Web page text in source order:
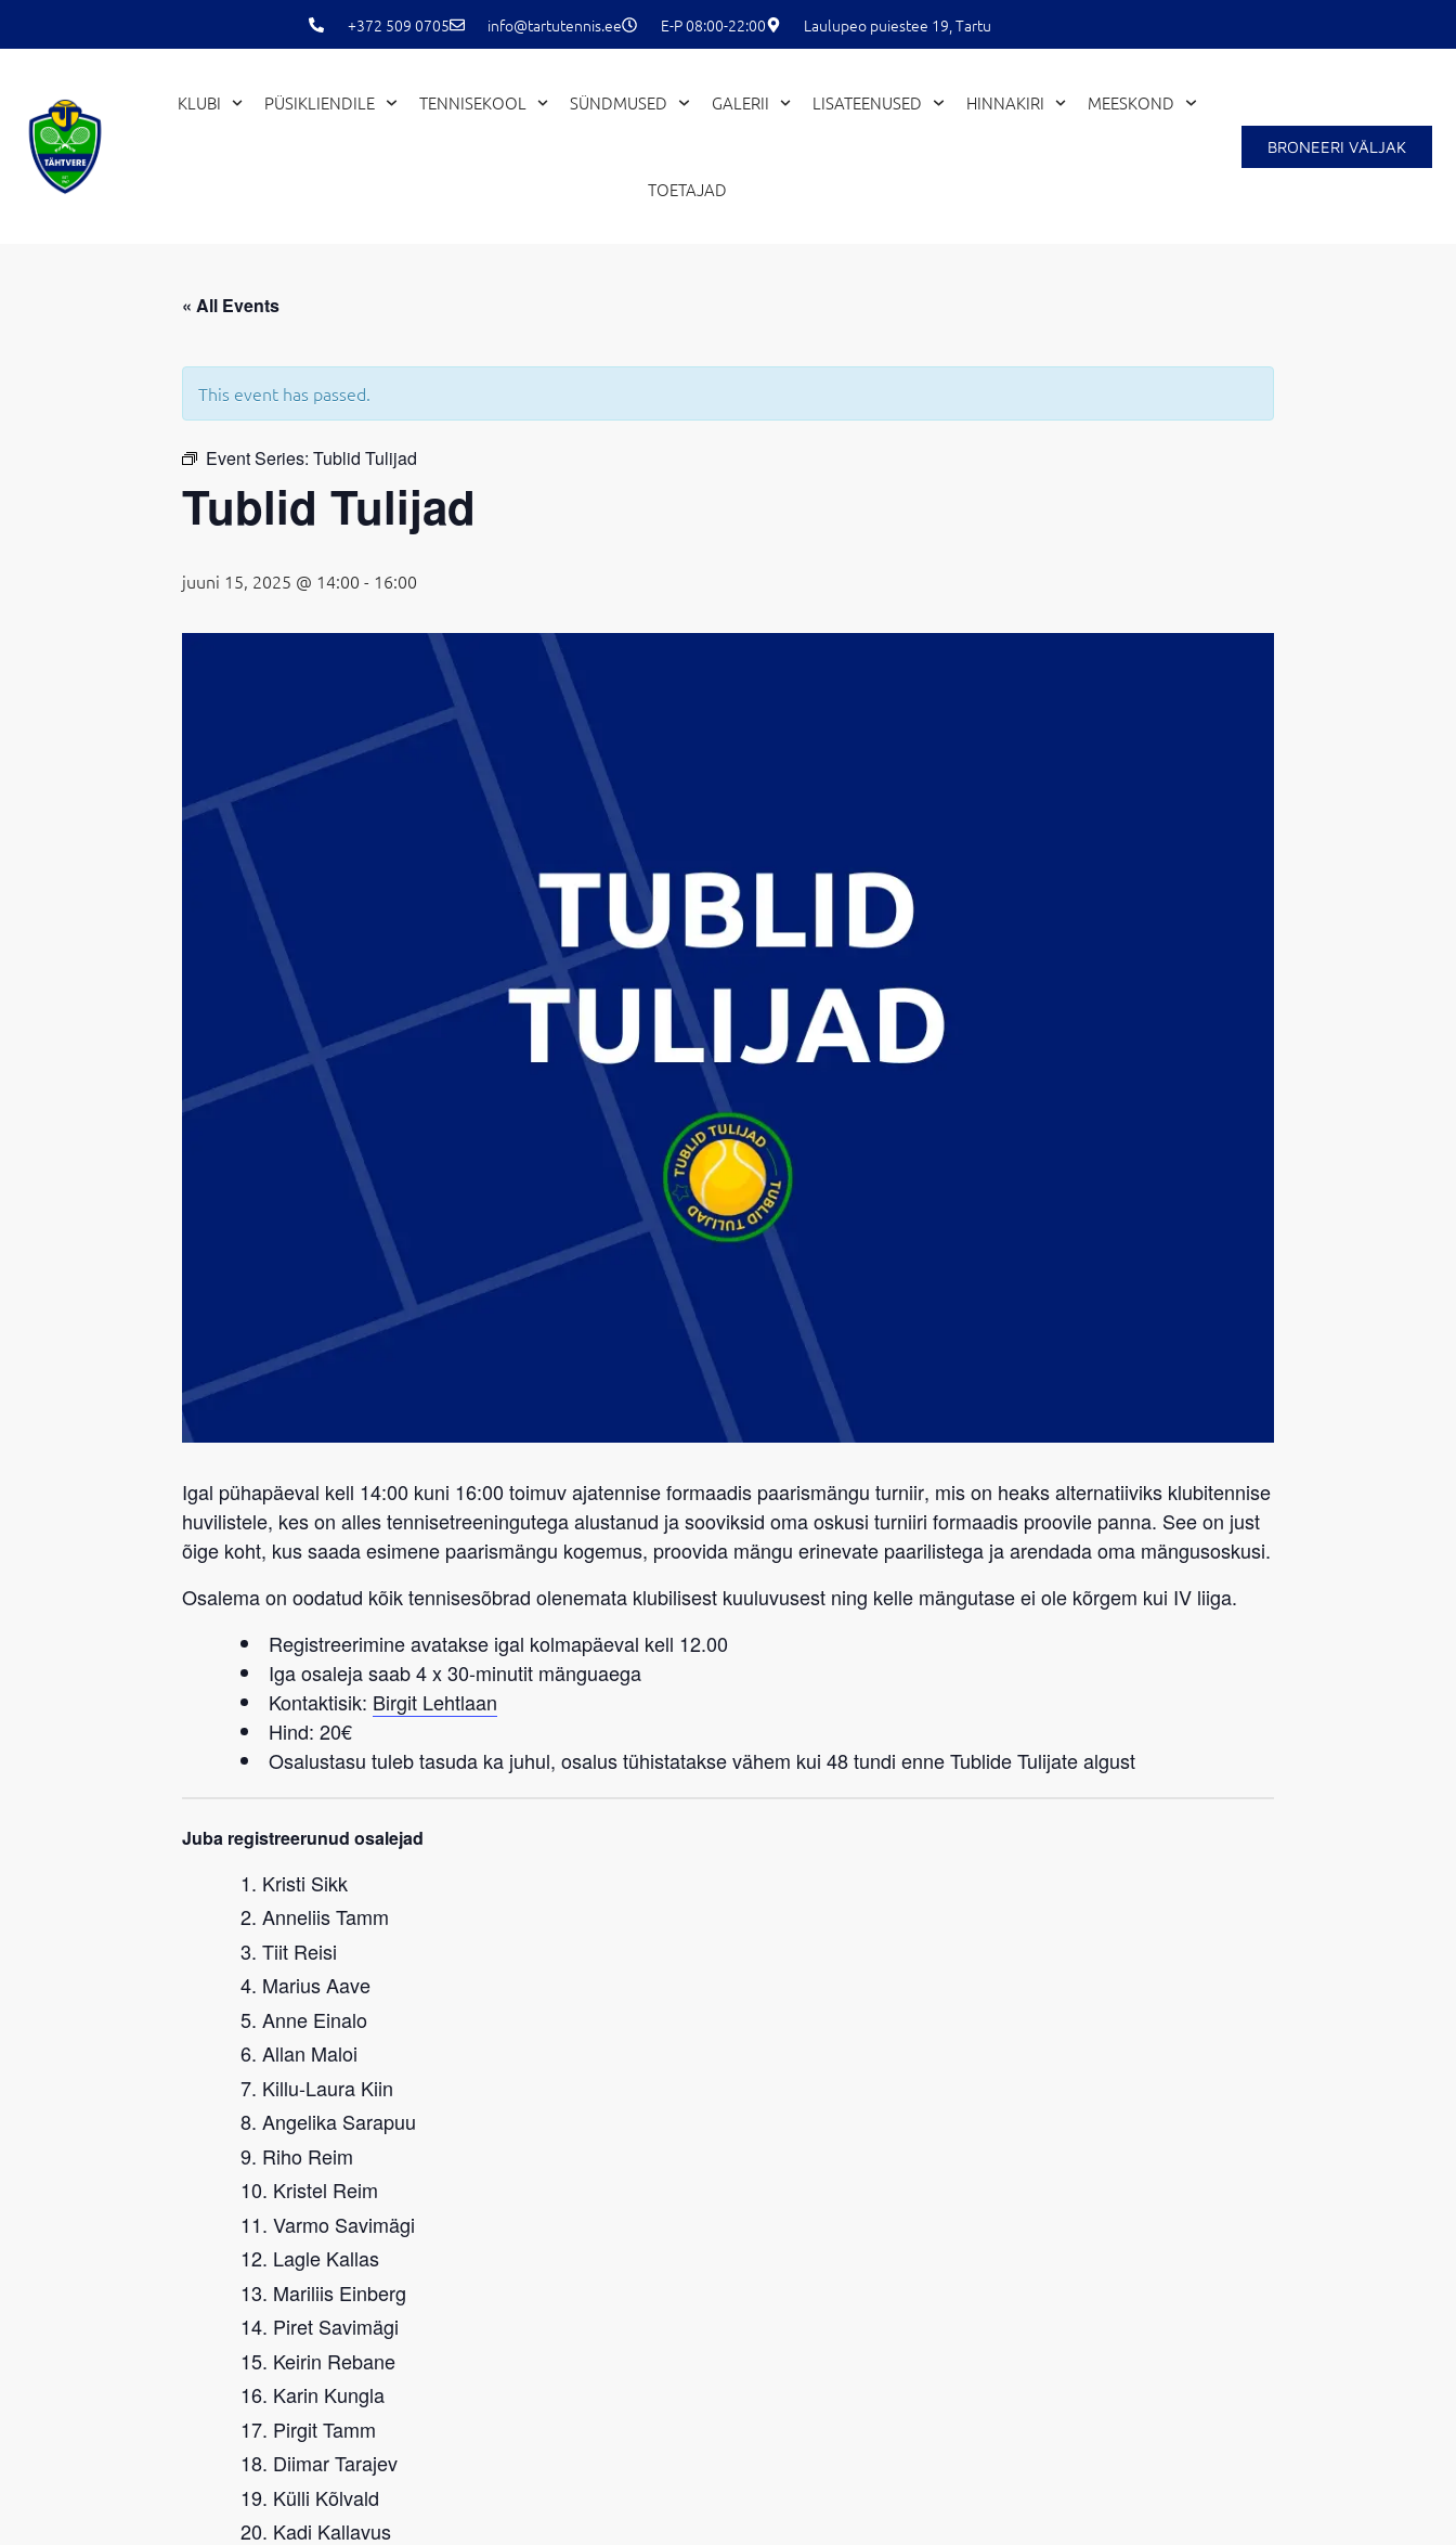
to
+372 509 0705 info@tartutennis.ee E-P 08:00-22:00 Laulupeo puiestee 19, Tartu
KLUBI PÜSIKLIENDILE TENNISEKOOL SÜNDMUSED GALERII LISATEENUSED HINNAKIRI MEESKOND
TOETAJAD
BRONEERI VÄLJAK
« All Events
This event has passed.
Event Series: Tublid Tulijad
Tublid Tulijad
juuni 15, 2025 @ 14:00 - 16:00
Igal pühapäeval kell 14:00 kuni 16:00 toimuv ajatennise formaadis paarismängu turniir, mis on heaks alternatiiviks klubitennise
huvilistele, kes on alles tennisetreeningutega alustanud ja sooviksid oma oskusi turniiri formaadis proovile panna. See on just
õige koht, kus saada esimene paarismängu kogemus, proovida mängu erinevate paarilistega ja arendada oma mängusoskusi.
Osalema on oodatud kõik tennisesõbrad olenemata klubilisest kuuluvusest ning kelle mängutase ei ole kõrgem kui IV liiga.
Registreerimine avatakse igal kolmapäeval kell 12.00
Iga osaleja saab 4 x 30-minutit mänguaega
Kontaktisik: Birgit Lehtlaan
Hind: 20€
Osalustasu tuleb tasuda ka juhul, osalus tühistatakse vähem kui 48 tundi enne Tublide Tulijate algust
Juba registreerunud osalejad
Kristi Sikk
Anneliis Tamm
Tiit Reisi
Marius Aave
Anne Einalo
Allan Maloi
Killu-Laura Kiin
Angelika Sarapuu
Riho Reim
Kristel Reim
Varmo Savimägi
Lagle Kallas
Mariliis Einberg
Piret Savimägi
Keirin Rebane
Karin Kungla
Pirgit Tamm
Diimar Tarajev
Külli Kõlvald
Kadi Kallavus